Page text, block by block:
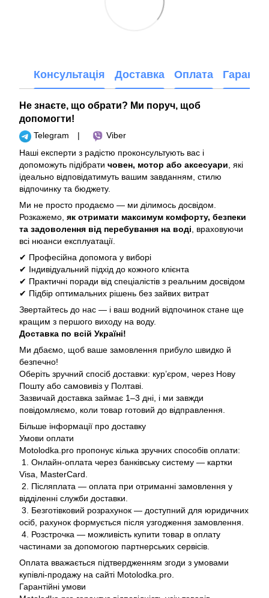
Консультація Доставка Оплата Гарантія
Не знаєте, що обрати? Ми поруч, щоб
допомогти!
Telegram |
Viber
Наші експерти з радістю проконсультують вас і
допоможуть підібрати човен, мотор або аксесуари , які
ідеально відповідатимуть вашим завданням, стилю
відпочинку та бюджету.
Ми не просто продаємо — ми ділимось досвідом.
Розкажемо, як отримати максимум комфорту, безпеки
та задоволення від перебування на воді , враховуючи
всі нюанси експлуатації.
✔ Професійна допомога у виборі
✔ Індивідуальний підхід до кожного клієнта
✔ Практичні поради від спеціалістів з реальним досвідом
✔ Підбір оптимальних рішень без зайвих витрат
Звертайтесь до нас — і ваш водний відпочинок стане ще
кращим з першого виходу на воду.
Доставка по всій Україні!
Ми дбаємо, щоб ваше замовлення прибуло швидко й
безпечно!
Оберіть зручний спосіб доставки: кур’єром, через Нову
Пошту або самовивіз у Полтаві.
Зазвичай доставка займає 1–3 дні, і ми завжди
повідомляємо, коли товар готовий до відправлення.
Більше інформації про доставку
Умови оплати
Motolodka.pro пропонує кілька зручних способів оплати:
1. Онлайн-оплата через банківську систему — картки
Visa, MasterCard.
2. Післяплата — оплата при отриманні замовлення у
відділенні служби доставки.
3. Безготівковий розрахунок — доступний для юридичних
осіб, рахунок формується після узгодження замовлення.
4. Розстрочка — можливість купити товар в оплату
частинами за допомогою партнерських сервісів.
Оплата вважається підтвердженням згоди з умовами
купівлі-продажу на сайті Motolodka.pro.
Гарантійні умови